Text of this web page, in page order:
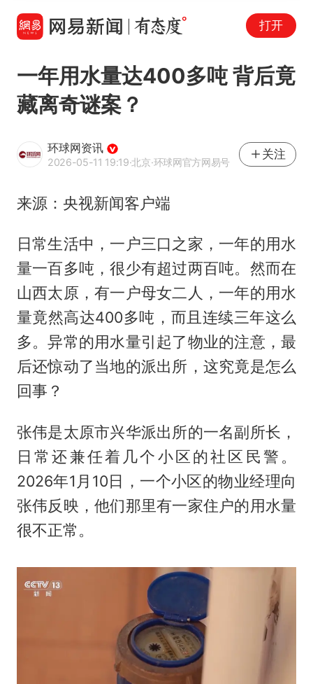
打开
一年用水量达400多吨 背后竟
藏离奇谜案？
环球网资讯
2026-05-11 19:19·北京·环球网官方网易号
关注
来源：央视新闻客户端
日常生活中，一户三口之家，一年的用水
量一百多吨，很少有超过两百吨。然而在
山西太原，有一户母女二人，一年的用水
量竟然高达400多吨，而且连续三年这么
多。异常的用水量引起了物业的注意，最
后还惊动了当地的派出所，这究竟是怎么
回事？
张伟是太原市兴华派出所的一名副所长，
日常还兼任着几个小区的社区民警。
2026年1月10日，一个小区的物业经理向
张伟反映，他们那里有一家住户的用水量
很不正常。